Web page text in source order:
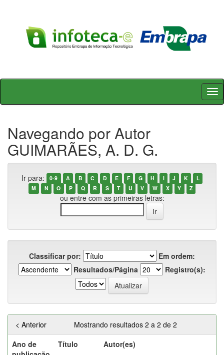
Skip
Navegando por Autor
GUIMARÃES, A. D. G.
Ir para: 0-9 A B C D E F G H I J K
L
M
N O P Q R S T U V W X Y Z
ou entre com as primeiras letras:
Classificar por:
Em ordem:
Resultados/Página
Registro(s):
Mostrando resultados 2 a 2 de 2
< Anterior
Ano de
Título Autor(es)